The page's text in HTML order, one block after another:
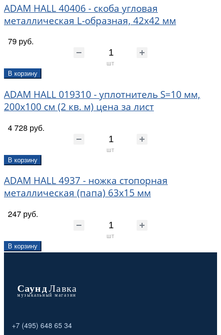
ADAM HALL 40406 - скоба угловая
металлическая L-образная, 42х42 мм
79 руб.
шт
В корзину
ADAM HALL 019310 - уплотнитель S=10 мм,
200x100 см (2 кв. м) цена за лист
4 728 руб.
шт
В корзину
ADAM HALL 4937 - ножка стопорная
металлическая (папа) 63х15 мм
247 руб.
шт
В корзину
+7 (495) 648 65 34